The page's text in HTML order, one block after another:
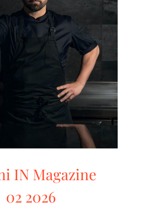
IN Magazine 02 2026
Rimini IN
IN Magazine
02 2026